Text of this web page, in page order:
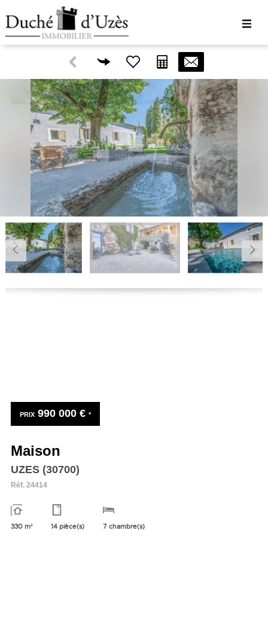
PRIX990 000 € *
Maison
UZES (30700)
Réf. 24414
330 m² 14 pièce(s) 7 chambre(s)